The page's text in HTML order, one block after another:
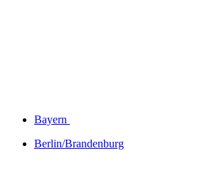
Bayern
Berlin/Brandenburg